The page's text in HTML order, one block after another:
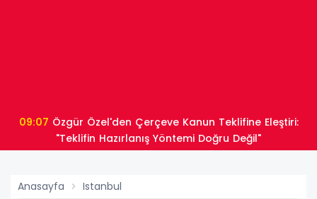
09:07
"Teklifin Hazırlanış Yöntemi Doğru Değil"
Anasayfa Istanbul